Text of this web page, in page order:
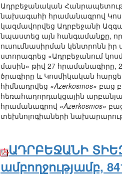
Ադրբեջանական
նախագահի հրամանագրով
կազմավորվեց Ադրբեջանի
նպաստեց այն հանգամանքը, որ
ուսումնասիրման կենտրոնն իր
ստորագրեց «Ադրբեջանում
մասին» թիվ 27 հրամանագիրը,
ծրագիրը և Կոսմիկական
հիմնադրվեց «Azerkosmos» բաց
հեռահաղորդակցային
հրամանագրով «Azerkosmos»
տեխնոլոգիաների
ԱԴՐԲԵՋԱՆԻ
ամբողջությամբ,